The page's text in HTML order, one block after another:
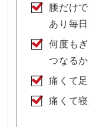
腰だけ
あり毎
何度も
つなる
痛くて
痛くて